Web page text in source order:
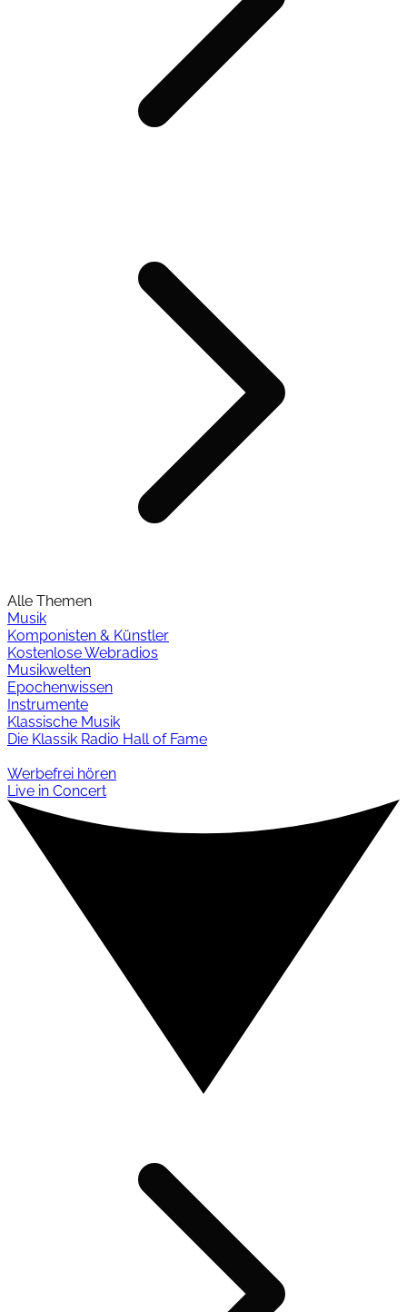
Alle Themen
Musik
Komponisten & Künstler
Kostenlose Webradios
Musikwelten
Epochenwissen
Instrumente
Klassische Musik
Die Klassik Radio Hall of Fame
Werbefrei hören
Live in Concert